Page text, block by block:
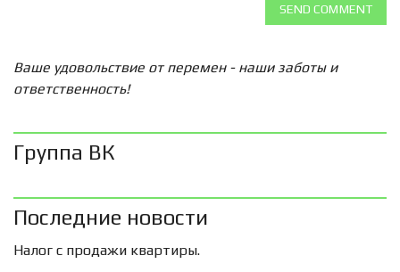
SEND COMMENT
Ваше удовольствие от перемен - наши заботы и
ответственность!
Группа ВК
Последние новости
Налог с продажи квартиры.